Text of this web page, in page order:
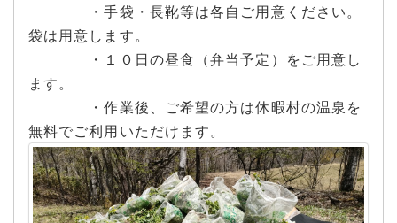
・手袋・長靴等は各自ご用意ください。
袋は用意します。
・１０日の昼食（弁当予定）をご用意し
ます。
・作業後、ご希望の方は休暇村の温泉を
無料でご利用いただけます。